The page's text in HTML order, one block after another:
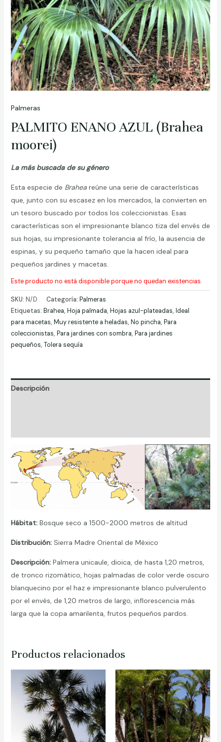
Palmeras
PALMITO ENANO AZUL (Brahea
moorei)
La más buscada de su género
Esta especie de Braheareúne una serie de características
que, junto con su escasez en los mercados, la convierten en
un tesoro buscado por todos los coleccionistas. Esas
características son el impresionante blanco tiza del envés de
sus hojas, su impresionante tolerancia al frío, la ausencia de
espinas, y su pequeño tamaño que la hacen ideal para
pequeños jardines y macetas.
Este producto no está disponible porque no quedan existencias.
SKU: N/D Categoría: Palmeras
Etiquetas: Brahea, Hoja palmada, Hojas azul-plateadas, Ideal
para macetas, Muy resistente a heladas, No pincha, Para
coleccionistas, Para jardines con sombra, Para jardines
pequeños, Tolera sequía
Descripción
Hábitat: Bosque seco a 1500-2000 metros de altitud
Distribución:Sierra Madre Oriental de México
Descripción: Palmera unicaule, dioica, de hasta 1,20 metros,
de tronco rizomático, hojas palmadas de color verde oscuro
blanquecino por el haz e impresionante blanco pulverulento
por el envés, de 1,20 metros de largo, inflorescencia más
larga que la copa amarilenta, frutos pequeños pardos.
Productos relacionados